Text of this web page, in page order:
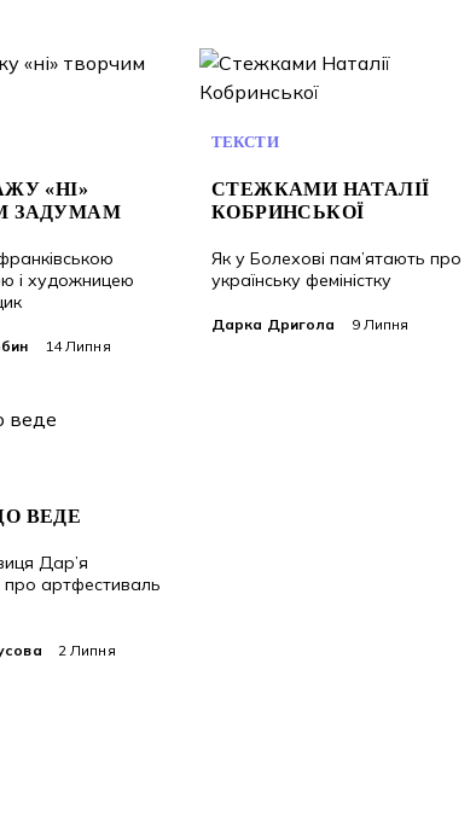
«НІ»
ЗАДУМАМ
і художницею
14 Липня
ТЕКСТИ
СТЕЖКАМИ НАТАЛІЇ
КОБРИНСЬКОЇ
Як у Болехові пам’ятають про
українську феміністку
Дарка Дригола 9 Липня
ВЕДЕ
Дар’я
артфестиваль
2 Липня